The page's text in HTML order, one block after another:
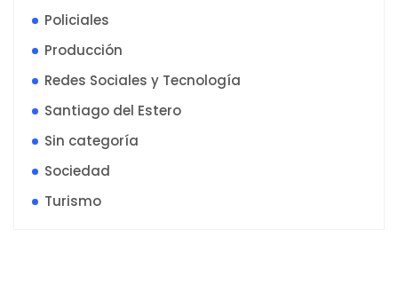
Policiales
Producción
Redes Sociales y Tecnología
Santiago del Estero
Sin categoría
Sociedad
Turismo